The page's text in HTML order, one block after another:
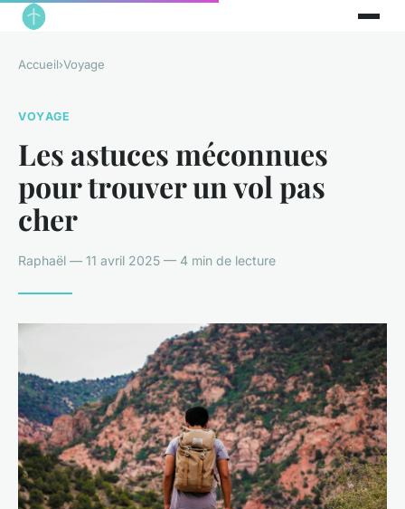
Accueil›Voyage
VOYAGE
Les astuces méconnues
pour trouver un vol pas
cher
Raphaël — 11 avril 2025 — 4 min de lecture